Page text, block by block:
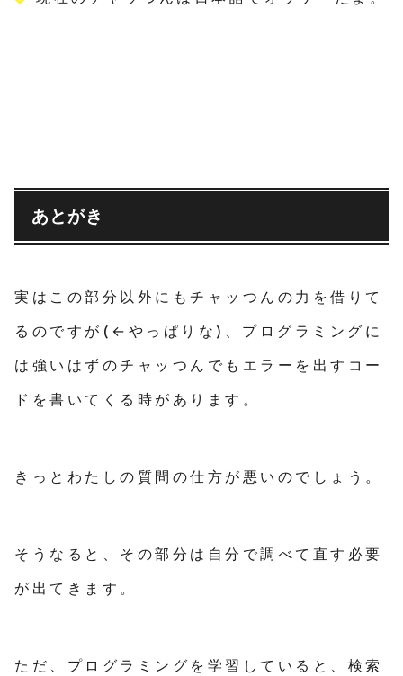
あとがき
実はこの部分以外にもチャッつんの力を借りて
るのですが(←やっぱりな)、プログラミングに
は強いはずのチャッつんでもエラーを出すコー
ドを書いてくる時があります。
きっとわたしの質問の仕方が悪いのでしょう。
そうなると、その部分は自分で調べて直す必要
が出てきます。
ただ、プログラミングを学習していると、検索